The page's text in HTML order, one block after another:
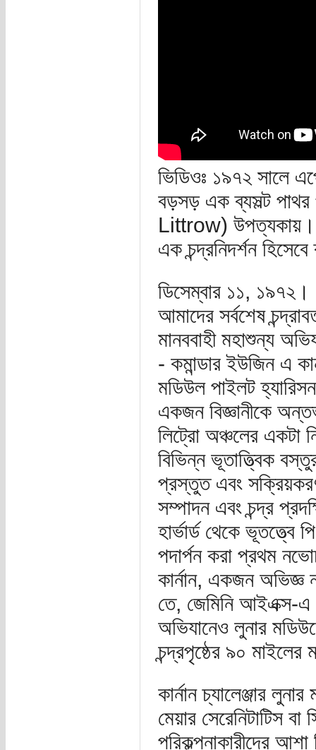
ভিডিওঃ ১৯৭২ সালে
বড়সড় এক ব্যসল্ট পাথর
Littrow) উপত্যকায়।
এক চন্দ্রনিদর্শন
ডিসেম্বার ১১,
আমাদের সর্বশেষ
মানববাহী মহাশুন্য
- কমান্ডার ইউজিন এ
মডিউল পাইলট
একজন বিজ্ঞানীকে
লিট্রো অঞ্চলের একটা
বিভিন্ন ভূতাত্ত্বিক
প্রস্তুত এবং
সম্পাদন এবং চন্দ্র
হার্ভার্ড থেকে ভূতত্ত্বে
পদার্পন করা প্রথম
কার্নান, একজন
তে, জেমিনি আইএক্স-
অভিযানেও লুনার
চন্দ্রপৃষ্ঠের ৯০
কার্নান চ্যালেঞ্জার
মেয়ার সেরেনিটাটিস
পরিকল্পনাকারীদের